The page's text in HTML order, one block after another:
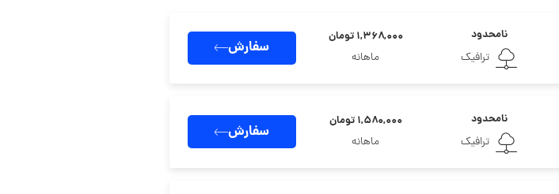
نامحدود
ترافیک
۱,۳۶۸,۰۰۰ تومان
ماهانه
سفارش
نامحدود
ترافیک
۱,۵۸۰,۰۰۰ تومان
ماهانه
سفارش